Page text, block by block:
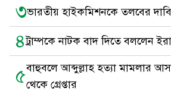
৩ভারতীয় হাইকমিশনকে তলবের
৪ট্রাম্পকে নাটক বাদ দিতে বললেন
৫বাহুবলে আব্দুল্লাহ হত্যা মামলার
থেকে গ্রেপ্তার